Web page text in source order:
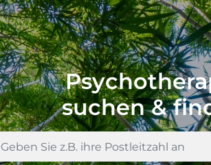
suchen &